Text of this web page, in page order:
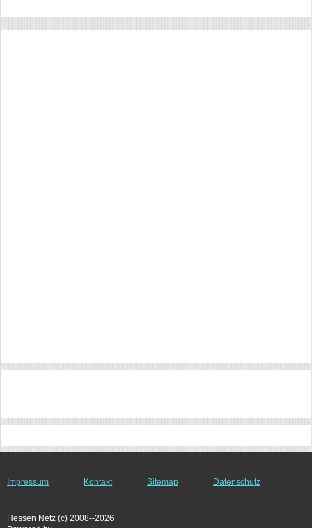
Impressum Kontakt Sitemap Datenschutz
Hessen Netz (c) 2008--2026